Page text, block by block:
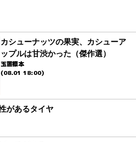
カシューナッツの果実、カシューア
ップルは甘渋かった（傑作選）
玉置標本
(08.01 18:00)
があるタイヤ